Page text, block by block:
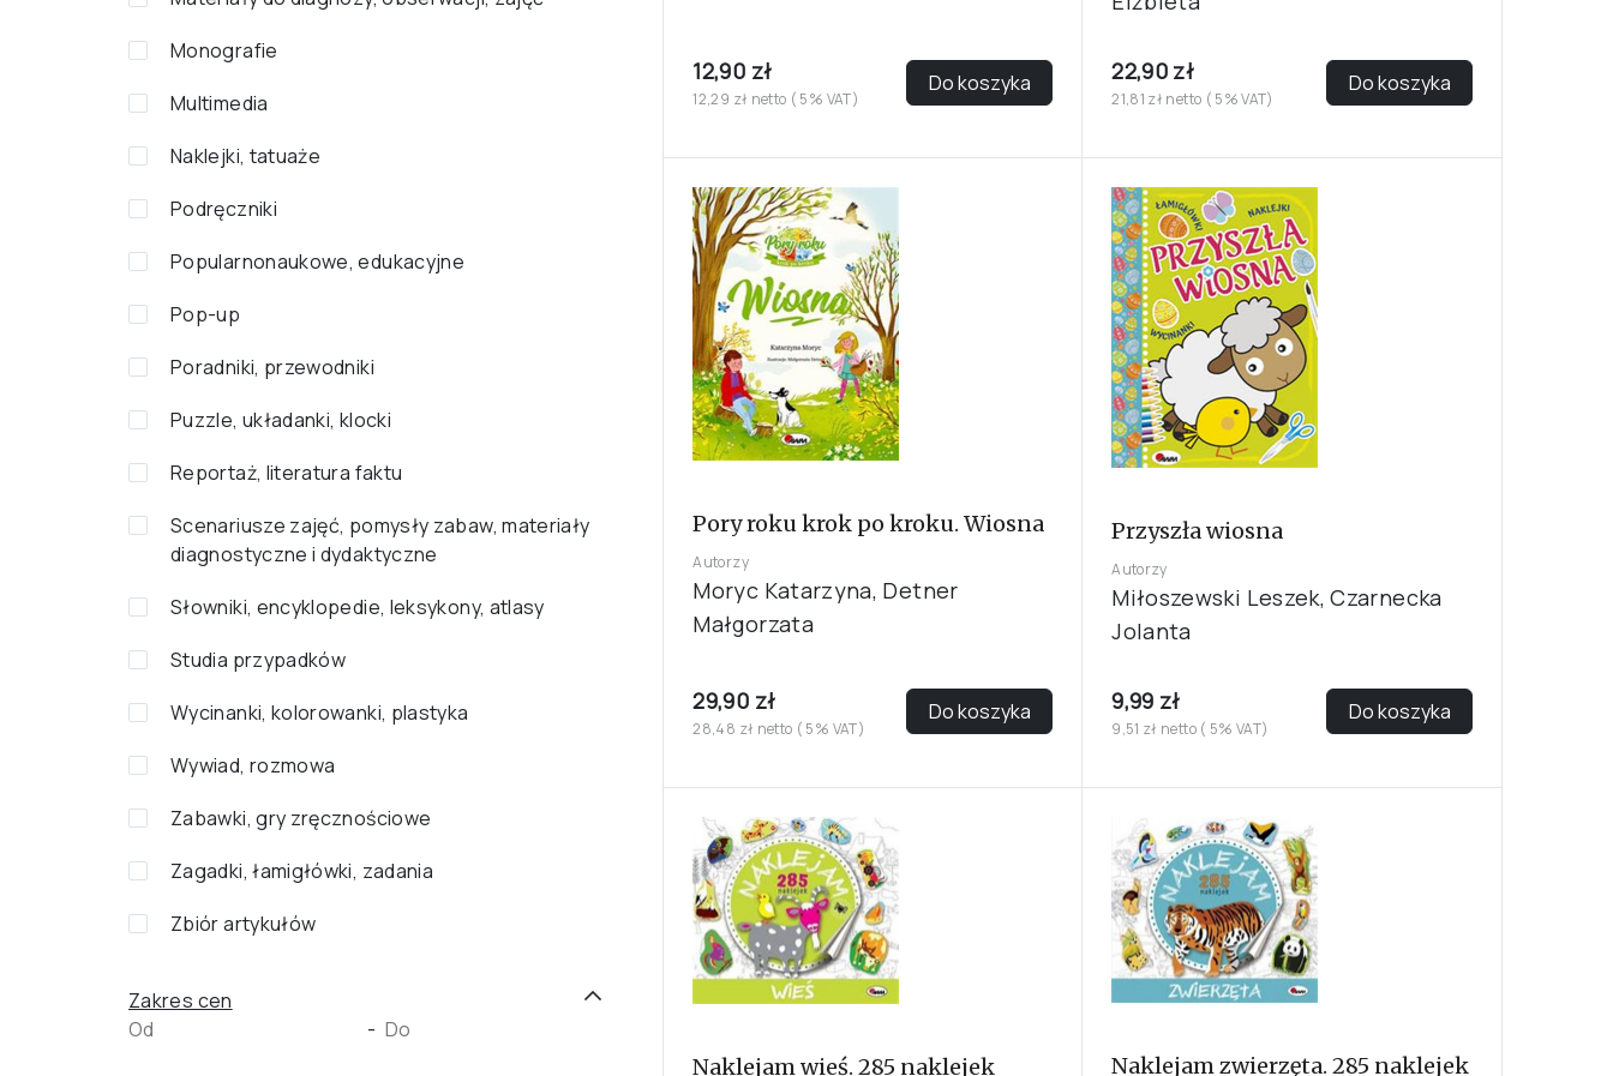
Monografie
Multimedia
Naklejki, tatuaże
Podręczniki
Popularnonaukowe, edukacyjne
Pop-up
Poradniki, przewodniki
Puzzle, układanki, klocki
Reportaż, literatura faktu
Scenariusze zajęć, pomysły zabaw, materiały
diagnostyczne i dydaktyczne
Słowniki, encyklopedie, leksykony, atlasy
Studia przypadków
Wycinanki, kolorowanki, plastyka
Wywiad, rozmowa
Zabawki, gry zręcznościowe
Zagadki, łamigłówki, zadania
Zbiór artykułów
Zakres cen
-
12,90 zł
12,29 zł netto ( 5% VAT)
Do koszyka 22,90 zł
21,81 zł netto ( 5% VAT)
Do koszyka
Pory roku krok po kroku. Wiosna
Autorzy
Moryc Katarzyna, Detner
Małgorzata
29,90 zł
28,48 zł netto ( 5% VAT)
Do koszyka
Przyszła wiosna
Autorzy
Miłoszewski Leszek, Czarnecka
Jolanta
9,99 zł
9,51 zł netto ( 5% VAT)
Do koszyka
Naklejam wieś. 285 naklejek Naklejam zwierzęta. 285 naklejek